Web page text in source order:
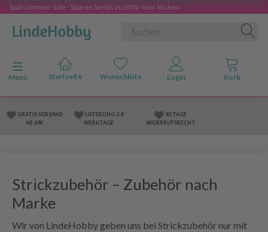
Spätsommer-Sale - Sparen Sie bis zu 50% - hier klicken
Anzeige ändern
Menü
GRATIS VERSAND
AB 69€
LIEFERUNG 2-4
WERKTAGE
90 TAGE
WIDERRUFSRECHT
Strickzubehör – Zubehör nach
Marke
Wir von LindeHobby geben uns bei Strickzubehör nur mit